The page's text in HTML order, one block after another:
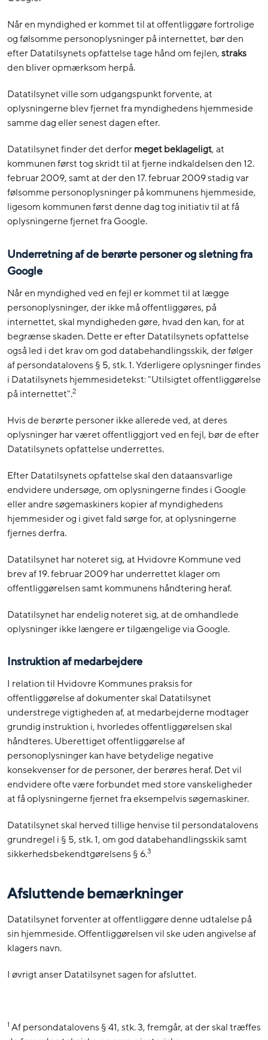
Når en myndighed er kommet til at offentliggøre fortrolige
og følsomme personoplysninger på internettet, bør den
efter Datatilsynets opfattelse tage hånd om fejlen,straks
den bliver opmærksom herpå.
Datatilsynet ville som udgangspunkt forvente, at
oplysningerne blev fjernet fra myndighedens hjemmeside
samme dag eller senest dagen efter.
Datatilsynet finder det derformeget beklageligt, at
kommunen først tog skridt til at fjerne indkaldelsen den 12.
februar 2009, samt at der den 17. februar 2009 stadig var
følsomme personoplysninger på kommunens hjemmeside,
ligesom kommunen først denne dag tog initiativ til at få
oplysningerne fjernet fra Google.
Underretning af de berørte personer og sletning fra
Google
Når en myndighed ved en fejl er kommet til at lægge
personoplysninger, der ikke må offentliggøres, på
internettet, skal myndigheden gøre, hvad den kan, for at
begrænse skaden. Dette er efter Datatilsynets opfattelse
også led i det krav om god databehandlingsskik, der følger
af persondatalovens § 5, stk. 1. Yderligere oplysninger findes
i Datatilsynets hjemmesidetekst: "Utilsigtet offentliggørelse
på internettet".2
Hvis de berørte personer ikke allerede ved, at deres
oplysninger har været offentliggjort ved en fejl, bør de efter
Datatilsynets opfattelse underrettes.
Efter Datatilsynets opfattelse skal den dataansvarlige
endvidere undersøge, om oplysningerne findes i Google
eller andre søgemaskiners kopier af myndighedens
hjemmesider og i givet fald sørge for, at oplysningerne
fjernes derfra.
Datatilsynet har noteret sig, at Hvidovre Kommune ved
brev af 19. februar 2009 har underrettet klager om
offentliggørelsen samt kommunens håndtering heraf.
Datatilsynet har endelig noteret sig, at de omhandlede
oplysninger ikke længere er tilgængelige via Google.
Instruktion af medarbejdere
I relation til Hvidovre Kommunes praksis for
offentliggørelse af dokumenter skal Datatilsynet
understrege vigtigheden af, at medarbejderne modtager
grundig instruktion i, hvorledes offentliggørelsen skal
håndteres. Uberettiget offentliggørelse af
personoplysninger kan have betydelige negative
konsekvenser for de personer, der berøres heraf. Det vil
endvidere ofte være forbundet med store vanskeligheder
at få oplysningerne fjernet fra eksempelvis søgemaskiner.
Datatilsynet skal herved tillige henvise til persondatalovens
grundregel i § 5, stk. 1, om god databehandlingsskik samt
sikkerhedsbekendtgørelsens § 6.3
Afsluttende bemærkninger
Datatilsynet forventer at offentliggøre denne udtalelse på
sin hjemmeside. Offentliggørelsen vil ske uden angivelse af
klagers navn.
I øvrigt anser Datatilsynet sagen for afsluttet.
1 Af persondatalovens § 41, stk. 3, fremgår, at der skal træffes